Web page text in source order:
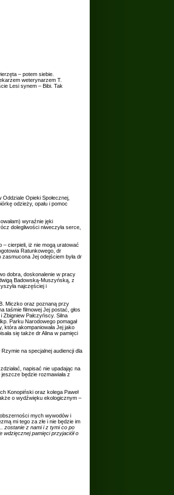
– potem siebie.
weterynarzem T.
Lesi synem – Bibi. Tak
Opieki Społecznej,
odzieży, opału i pomoc
wyraźnie jęki
dolegliwości niweczyła serce,
cierpieli, iż nie mogą uratować
Ratunkowego, dr
Jej odejściem była dr
dobra, doskonalenie w pracy
Badowską-Muszyńską, z
najczęściej i
Miczko oraz poznaną przy
taśmie filmowej Jej postać, głos
Pałczyńscy. Silna
Parku Narodowego pomagał
która akompaniowała Jej jako
się także dr Alina w pamięci
na specjalnej audiencji dla
napisać nie upadając na
będzie rozmawiała z
Konopiński oraz kolega Paweł
o wydźwięku ekologicznym –
mych wywodów i
mi tego za złe i nie będzie im
... zostanie z nami i z tymi co po
pamięci przyjaciół o